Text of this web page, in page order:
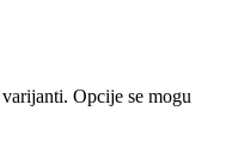
Opcije se mogu